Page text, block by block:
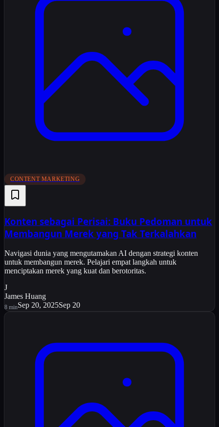
CONTENT MARKETING
Konten sebagai Perisai: Buku Pedoman untuk
Membangun Merek yang Tak Terkalahkan
Navigasi dunia yang mengutamakan AI dengan strategi konten
untuk membangun merek. Pelajari empat langkah untuk
menciptakan merek yang kuat dan berotoritas.
J
James Huang
8 minSep 20, 2025Sep 20